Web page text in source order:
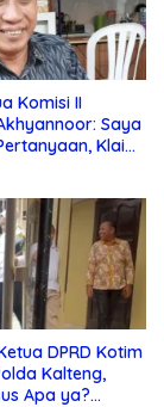
Komisi II
Saya
Klaim
DPRD Kotim
Kalteng,
Apa ya?…